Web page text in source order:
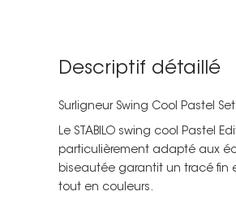
Descriptif détaillé
Surligneur Swing Cool Pastel Set
Le STABILO swing cool Pastel
particulièrement adapté aux
biseautée garantit un tracé fin
tout en couleurs.